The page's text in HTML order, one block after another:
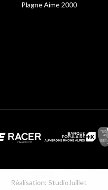
Plagne Aime 2000
Réalisation: StudioJuillet